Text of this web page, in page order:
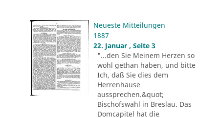
Neueste Mitteilungen
1887
22. Januar , Seite 3
"...den Sie Meinem Herzen so
wohl gethan haben, und bitte
Ich, daß Sie dies dem
Herrenhause
aussprechen.&quot;
Bischofswahl in Breslau. Das
Domcapitel hat die